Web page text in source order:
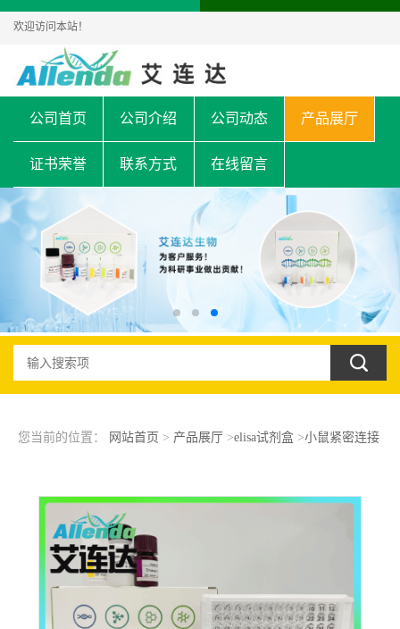
欢迎访问本站！
公司首页 公司介绍 公司动态 产品展厅
证书荣誉 联系方式 在线留言
您当前的位置： 网站首页 > 产品展厅 >elisa试剂盒>小鼠紧密连接